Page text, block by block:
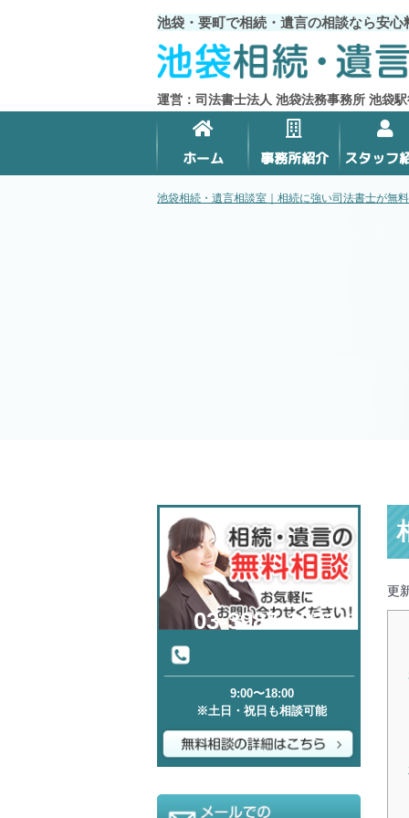
池袋・要町で相続・遺言の相談なら安
運営：司法書士法人 池袋法務事務所 池袋
ホーム 事務所紹介 スタッフ
池袋相続・遺言相談室｜相続に強い司法書士が無
更
03-3987-1321
9:00〜18:00
※土日・祝日も相談可能